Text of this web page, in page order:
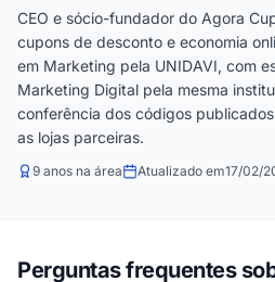
CEO e sócio-fundador do Agora
cupons de desconto e economia
em Marketing pela UNIDAVI, com
Marketing Digital pela mesma
conferência dos códigos
as lojas parceiras.
9 anos na área Atualizado em17/02/
Perguntas frequentes